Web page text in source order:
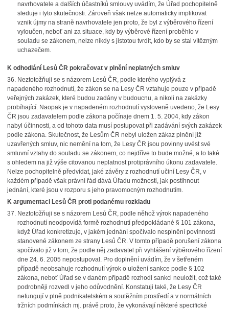
navrhovatele a dalších účastníků smlouvy uvádím, že Úřad pochopitelně
sleduje i tyto skutečnosti. Zároveň však nelze automaticky implikovat
vznik újmy na straně navrhovatele jen proto, že byl z výběrového řízení
vyloučen, neboť ani za situace, kdy by výběrové řízení proběhlo v
souladu se zákonem, nelze nikdy s jistotou tvrdit, kdo by se stal vítězným
uchazečem.
K odhodlání Lesů ČR pokračovat v plnění neplatných smluv
36. Neztotožňuji se s názorem Lesů ČR, podle kterého vyplývá z
napadeného rozhodnutí, že zákon se na Lesy ČR vztahuje pouze v případě
veřejných zakázek, které budou zadány v budoucnu, a nikoli na zakázky
probíhající. Naopak je v napadeném rozhodnutí vysloveně uvedeno, že Lesy
ČR jsou zadavatelem podle zákona počínaje dnem 1. 5. 2004, kdy zákon
nabyl účinnosti, a od tohoto data musí postupovat při zadávání svých zakázek
podle zákona. Skutečnost, že Lesům ČR nebyl uložen zákaz plnění již
uzavřených smluv, nic nemění na tom, že Lesy ČR jsou povinny uvést své
smluvní vztahy do souladu se zákonem, co nejdříve to bude možné, a to také
s ohledem na již výše citovanou neplatnost protiprávního úkonu zadavatele.
Nelze pochopitelně předvídat, jaké závěry z rozhodnutí učiní Lesy ČR, v
každém případě však právní řád dává Úřadu možnosti, jak postihnout
jednání, které jsou v rozporu s jeho pravomocným rozhodnutím.
K argumentaci Lesů ČR proti podanému rozkladu
Neztotožňuji se s názorem Lesů ČR, podle něhož výrok napadeného
rozhodnutí neodpovídá formě rozhodnutí předpokládané § 101 zákona,
když Úřad konkretizuje, v jakém jednání spočívalo nesplnění povinnosti
stanovené zákonem ze strany Lesů ČR. V tomto případě porušení zákona
spočívalo již v tom, že podle něj zadavatel při vyhlášení výběrového řízení
dne 24. 6. 2005 nepostupoval. Pro doplnění uvádím, že v šetřeném
případě neobsahuje rozhodnutí výrok o uložení sankce podle § 102
zákona, neboť Úřad se v daném případě rozhodl sankci neuložit, což také
podrobněji rozvedl v jeho odůvodnění. Konstatuji také, že Lesy ČR
nefungují v plně podnikatelském a soutěžním prostředí a v normálních
tržních podmínkách mj. právě proto, že vykonávají některé specifické